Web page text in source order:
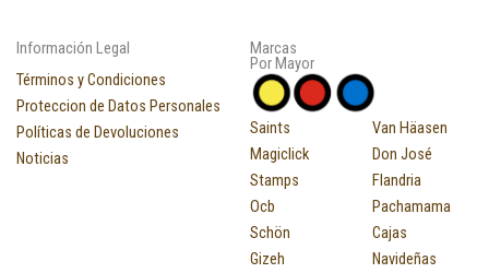
Información Legal
Términos y Condiciones
Proteccion de Datos Personales
Políticas de Devoluciones
Noticias
Marcas
Por Mayor
Saints
Magiclick
Stamps
Ocb
Schön
Gizeh
Van Häasen
Don José
Flandria
Pachamama
Cajas
Navideñas